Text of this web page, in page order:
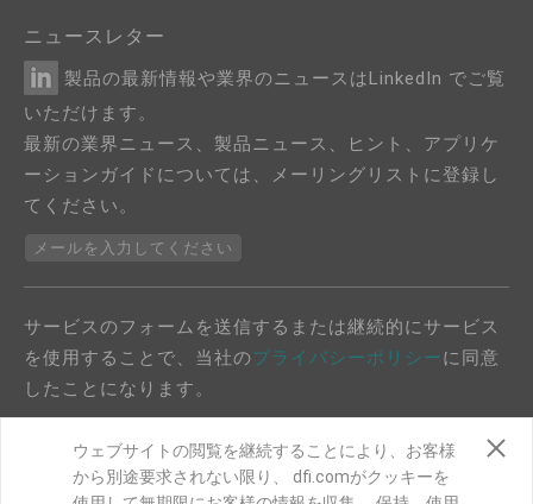
ニュースレター
製品の最新情報や業界のニュースはLinkedIn でご覧
いただけます。
最新の業界ニュース、製品ニュース、ヒント、アプリケ
ーションガイドについては、メーリングリストに登録し
てください。
メールを入力してください
サービスのフォームを送信するまたは継続的にサービス
を使用することで、当社のプライバシーポリシーに同意
したことになります。
ウェブサイトの閲覧を継続することにより、お客様
から別途要求されない限り、 dfi.comがクッキーを